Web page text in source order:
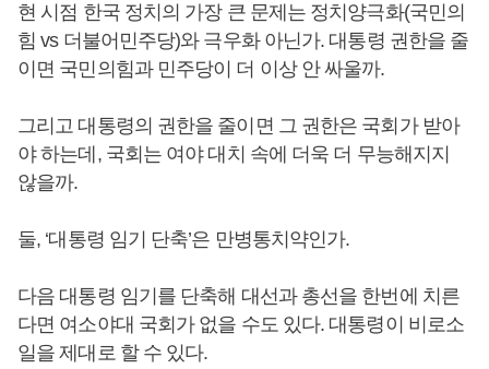
현 시점 한국 정치의 가장 큰 문제는 정치양극화(국민의
힘 vs 더불어민주당)와 극우화 아닌가. 대통령 권한을 줄
이면 국민의힘과 민주당이 더 이상 안 싸울까.
그리고 대통령의 권한을 줄이면 그 권한은 국회가 받아
야 하는데, 국회는 여야 대치 속에 더욱 더 무능해지지
않을까.
둘, ‘대통령 임기 단축’은 만병통치약인가.
다음 대통령 임기를 단축해 대선과 총선을 한번에 치른
다면 여소야대 국회가 없을 수도 있다. 대통령이 비로소
일을 제대로 할 수 있다.